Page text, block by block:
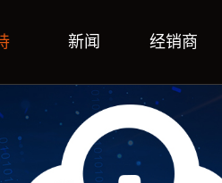
新闻 经销商